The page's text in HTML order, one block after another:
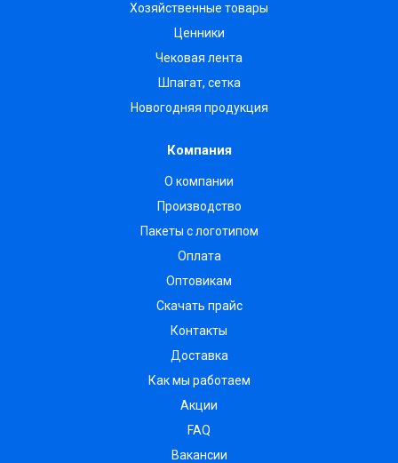
Хозяйственные товары
Ценники
Чековая лента
Шпагат, сетка
Новогодняя продукция
Компания
О компании
Производство
Пакеты с логотипом
Оплата
Оптовикам
Скачать прайс
Контакты
Доставка
Как мы работаем
Акции
FAQ
Вакансии